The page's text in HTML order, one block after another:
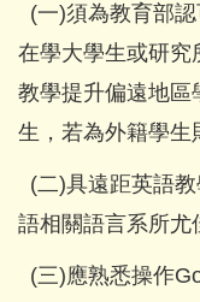
(一)須為教育部
在學大學生或研究
教學提升偏遠地區
生，若為外籍學生
(二)具遠距英語
語相關語言系所尤
(三)應熟悉操作